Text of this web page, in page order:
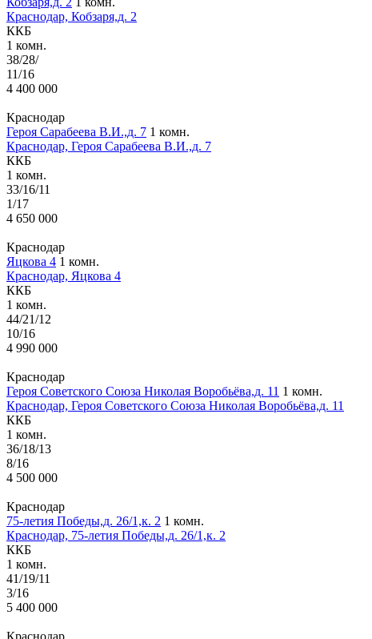
Краснодар, Кобзаря,д. 2
ККБ
1 комн.
38/28/
11/16
4 400 000
Краснодар
Героя Сарабеева В.И.,д. 7 1 комн.
Краснодар, Героя Сарабеева В.И.,д. 7
ККБ
1 комн.
33/16/11
1/17
4 650 000
Краснодар
Яцкова 4 1 комн.
Краснодар, Яцкова 4
ККБ
1 комн.
44/21/12
10/16
4 990 000
Краснодар
Героя Советского Союза Николая Воробьёва,д. 11 1 комн.
Краснодар, Героя Советского Союза Николая Воробьёва,д. 11
ККБ
1 комн.
36/18/13
8/16
4 500 000
Краснодар
75-летия Победы,д. 26/1,к. 2 1 комн.
Краснодар, 75-летия Победы,д. 26/1,к. 2
ККБ
1 комн.
41/19/11
3/16
5 400 000
Краснодар